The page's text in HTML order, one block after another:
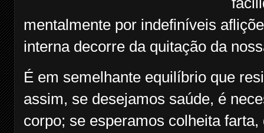
mentalmente por indefiníveis
interna decorre da quitação da
É em semelhante equilíbrio que
assim, se desejamos saúde, é
corpo; se esperamos colheita